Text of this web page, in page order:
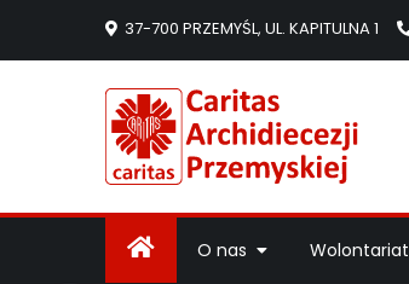
37-700 PRZEMYŚL, UL. KAPITULNA 1
O nas Wolontariat